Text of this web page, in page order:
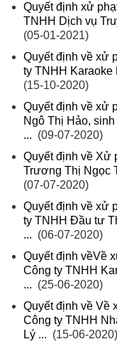
Quyết định xử
TNHH Dịch vụ
(05-01-2021)
Quyết định về xử
ty TNHH Karaoke
(15-10-2020)
Quyết định về xử
Ngô Thị Hảo,
... (09-07-2020)
Quyết định về Xử
Trương Thị Ngọc
(07-07-2020)
Quyết định về xử
ty TNHH Đầu tư
... (06-07-2020)
Quyết định vềVề
Công ty TNHH
... (25-06-2020)
Quyết định về Về
Công ty TNHH
Lý ... (15-06-2020)